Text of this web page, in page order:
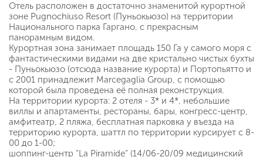
Отель расположен в достаточно знаменитой курортной
зоне Pugnochiuso Resort (Пуньокьюзо) на территории
Национального парка Гаргано, с прекрасным
панорамным видом.
Курортная зона занимает площадь 150 Га у самого моря с
фантастическими видами на две кристально чистых бухты
- Пуньокьюзо (отсюда название курорта) и Портопьятто и
c 2001 принадлежит Marcegaglia Group, с помощью
которой была проведена её полная реконструкция.
На территории курорта: 2 отеля - 3* и 4*, небольшие
виллы и апартаменты, рестораны, бары, конгресс-центр,
амфитеатр, 2 пляжа, бесплатная парковка у въезда на
территорию курорта, шаттл по территории курсирует с 8-
00 до 1-00;
шоппинг-центр "La Piramide" (14/06-20/09 медицинский